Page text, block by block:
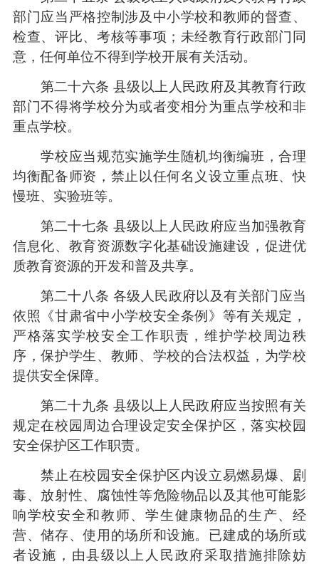
部门应当严格控制涉及中小学校和教师的督查、
检查、评比、考核等事项；未经教育行政部门同
意，任何单位不得到学校开展有关活动。
第二十六条 县级以上人民政府及其教育行政
部门不得将学校分为或者变相分为重点学校和非
重点学校。
学校应当规范实施学生随机均衡编班，合理
均衡配备师资，禁止以任何名义设立重点班、快
慢班、实验班等。
第二十七条 县级以上人民政府应当加强教育
信息化、教育资源数字化基础设施建设，促进优
质教育资源的开发和普及共享。
第二十八条 各级人民政府以及有关部门应当
依照《甘肃省中小学校安全条例》等有关规定，
严格落实学校安全工作职责，维护学校周边秩
序，保护学生、教师、学校的合法权益，为学校
提供安全保障。
第二十九条 县级以上人民政府应当按照有关
规定在校园周边合理设定安全保护区，落实校园
安全保护区工作职责。
禁止在校园安全保护区内设立易燃易爆、剧
毒、放射性、腐蚀性等危险物品以及其他可能影
响学校安全和教师、学生健康物品的生产、经
营、储存、使用的场所和设施。已建成的场所或
者设施，由县级以上人民政府采取措施排除妨